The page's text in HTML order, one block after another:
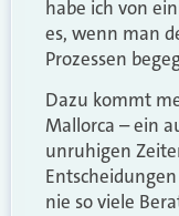
habe ich von
es, wenn man
Prozessen
Dazu kommt
Mallorca – ein
unruhigen
nie so viele